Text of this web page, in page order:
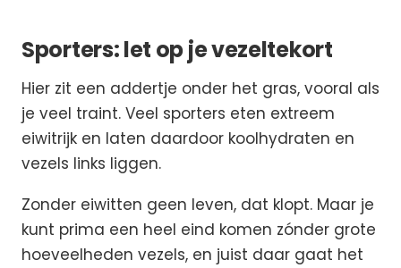
Sporters: let op je vezeltekort
Hier zit een addertje onder het gras, vooral als
je veel traint. Veel sporters eten extreem
eiwitrijk en laten daardoor koolhydraten en
vezels links liggen.
Zonder eiwitten geen leven, dat klopt. Maar je
kunt prima een heel eind komen zónder grote
hoeveelheden vezels, en juist daar gaat het